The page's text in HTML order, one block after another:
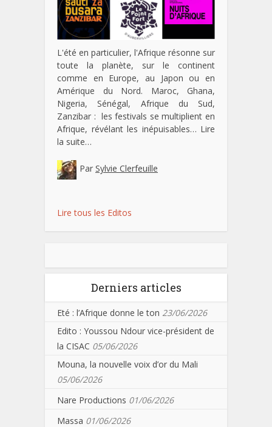
L'été en particulier, l'Afrique résonne sur
toute la planète, sur le continent
comme en Europe, au Japon ou en
Amérique du Nord. Maroc, Ghana,
Nigeria, Sénégal, Afrique du Sud,
Zanzibar : les festivals se multiplient en
Afrique, révélant les inépuisables… Lire
la suite…
Par Sylvie Clerfeuille
Lire tous les Editos
Derniers articles
Eté : l’Afrique donne le ton 23/06/2026
Edito : Youssou Ndour vice-président de
la CISAC 05/06/2026
Mouna, la nouvelle voix d’or du Mali
05/06/2026
Nare Productions 01/06/2026
Massa 01/06/2026